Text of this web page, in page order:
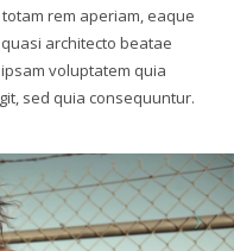
rem aperiam, eaque
architecto beatae
voluptatem quia
sed quia consequuntur.